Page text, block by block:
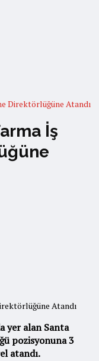
Direktörlüğüne Atandı
İş
yer alan Santa
pozisyonuna 3
atandı.